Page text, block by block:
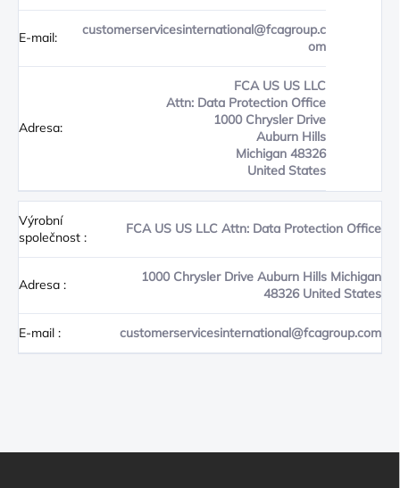
E-mail:
customerservicesinternational@fcagroup.c
om
Adresa:
FCA US US LLC
Attn: Data Protection Office
1000 Chrysler Drive
Auburn Hills
Michigan 48326
United States
Výrobní
společnost :
FCA US US LLC Attn: Data Protection Office
Adresa :
1000 Chrysler Drive Auburn Hills Michigan
48326 United States
E-mail : customerservicesinternational@fcagroup.com